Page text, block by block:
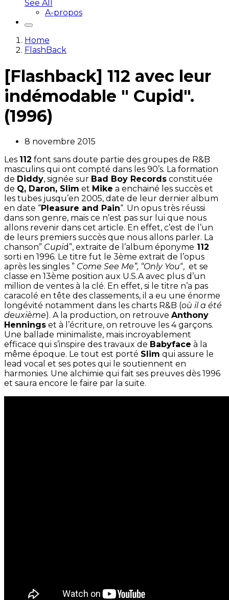
See All
A-propos
Home
FlashBack
[Flashback] 112 avec leur
indémodable " Cupid".
(1996)
8 novembre 2015
Les 112 font sans doute partie des groupes de R&B
masculins qui ont compté dans les 90’s. La formation
de Diddy, signée sur Bad Boy Records constituée
de Q, Daron, Slim et Mike a enchainé les succès et
les tubes jusqu’en 2005, date de leur dernier album
en date “Pleasure and Pain“. Un opus très réussi
dans son genre, mais ce n’est pas sur lui que nous
allons revenir dans cet article. En effet, c’est de l’un
de leurs premiers succès que nous allons parler. La
chanson” Cupid”, extraite de l’album éponyme 112
sorti en 1996. Le titre fut le 3ème extrait de l’opus
après les singles ” Come See Me”, “Only You“, et se
classe en 13ème position aux U.S.A avec plus d’un
million de ventes à la clé. En effet, si le titre n’a pas
caracolé en tête des classements, il a eu une énorme
longévité notamment dans les charts R&B (où il a été
deuxième). A la production, on retrouve Anthony
Hennings et à l’écriture, on retrouve les 4 garçons.
Une ballade minimaliste, mais incroyablement
efficace qui s’inspire des travaux de Babyface à la
même époque. Le tout est porté Slim qui assure le
lead vocal et ses potes qui le soutiennent en
harmonies. Une alchimie qui fait ses preuves dès 1996
et saura encore le faire par la suite.